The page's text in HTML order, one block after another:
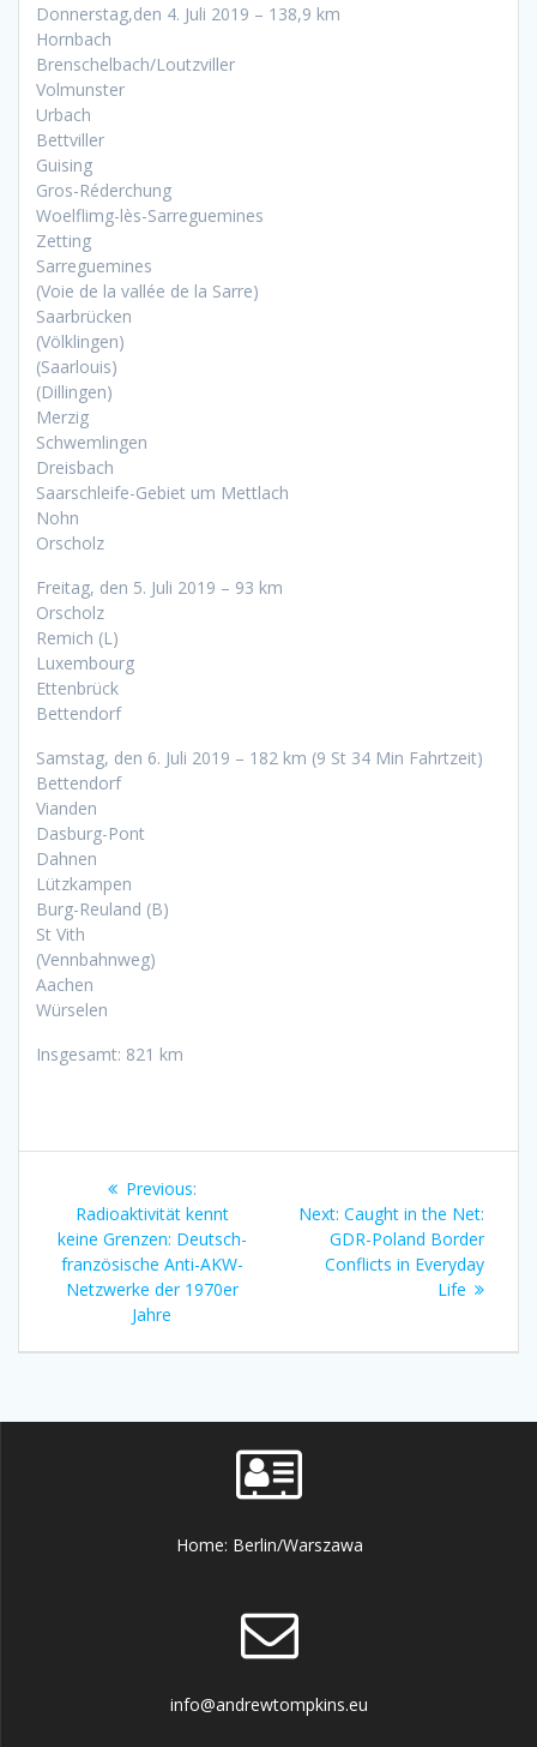
Donnerstag,den 4. Juli 2019 – 138,9 km
Hornbach
Brenschelbach/Loutzviller
Volmunster
Urbach
Bettviller
Guising
Gros-Réderchung
Woelflimg-lès-Sarreguemines
Zetting
Sarreguemines
(Voie de la vallée de la Sarre)
Saarbrücken
(Völklingen)
(Saarlouis)
(Dillingen)
Merzig
Schwemlingen
Dreisbach
Saarschleife-Gebiet um Mettlach
Nohn
Orscholz
Freitag, den 5. Juli 2019 – 93 km
Orscholz
Remich (L)
Luxembourg
Ettenbrück
Bettendorf
Samstag, den 6. Juli 2019 – 182 km (9 St 34 Min Fahrtzeit)
Bettendorf
Vianden
Dasburg-Pont
Dahnen
Lützkampen
Burg-Reuland (B)
St Vith
(Vennbahnweg)
Aachen
Würselen
Insgesamt: 821 km
navigation
Previous:Previous
post:
Radioaktivität kennt
keine Grenzen: Deutsch-
französische Anti-AKW-
Netzwerke der 1970er
Jahre
Next: Next
post:
Caught in the Net:
GDR-Poland Border
Conflicts in Everyday
Life
Home: Berlin/Warszawa
info@andrewtompkins.eu